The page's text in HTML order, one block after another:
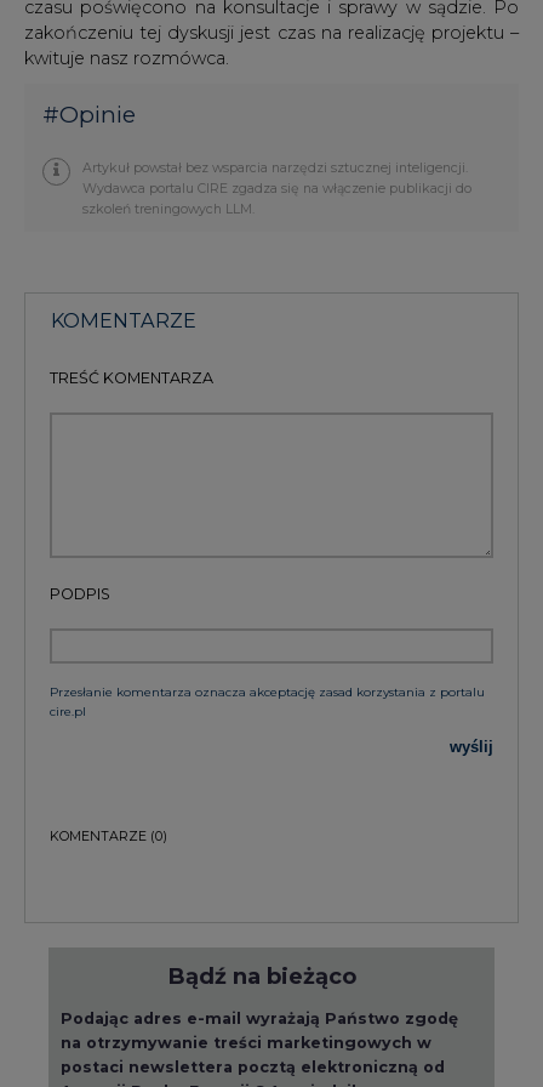
czasu poświęcono na konsultacje i sprawy w sądzie. Po
zakończeniu tej dyskusji jest czas na realizację projektu –
kwituje nasz rozmówca.
#Opinie
Artykuł powstał bez wsparcia narzędzi sztucznej inteligencji.
Wydawca portalu CIRE zgadza się na włączenie publikacji do
szkoleń treningowych LLM.
KOMENTARZE
TREŚĆ KOMENTARZA
PODPIS
Przesłanie komentarza oznacza akceptację zasad korzystania z portalu
cire.pl
wyślij
KOMENTARZE (0)
Bądź na bieżąco
Podając adres e-mail wyrażają Państwo zgodę
na otrzymywanie treści marketingowych w
postaci newslettera pocztą elektroniczną od